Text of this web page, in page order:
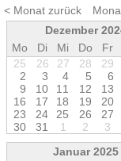
< Monat zurück
Dezember
Mo
Di Mi Do Fr
25
26 27 28 29
2
3 4 5 6
9
10 1 1 1 2 13
16 17 18 19 20
23 24 25 26 27
30 31 1 2 3
Januar 2025